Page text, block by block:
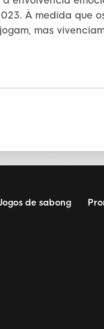
À medida que
mas
de sabong